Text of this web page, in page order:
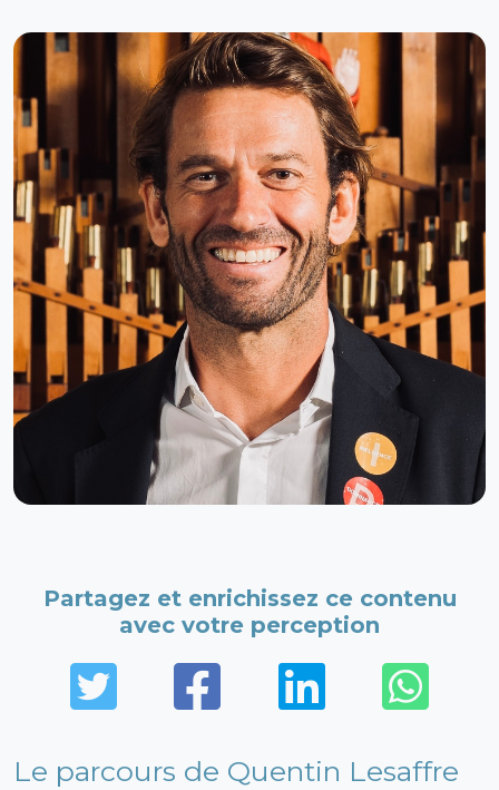
Partagez et enrichissez ce contenu
avec votre perception
TwitterFacebook
LinkedIn
Le parcours de Quentin Lesaffre